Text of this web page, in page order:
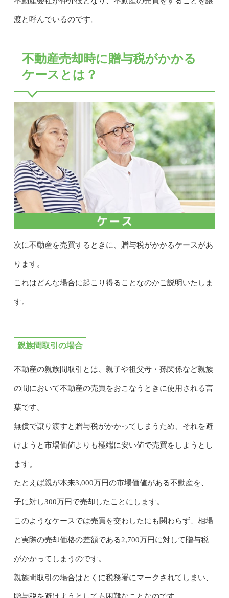
渡と呼んでいるのです。
不動産売却時に贈与税がかかる
ケースとは？
次に不動産を売買するときに、贈与税がかかるケースがあ
ります。
これはどんな場合に起こり得ることなのかご説明いたしま
す。
親族間取引の場合
不動産の親族間取引とは、親子や祖父母・孫関係など親族
の間において不動産の売買をおこなうときに使用される言
葉です。
無償で譲り渡すと贈与税がかかってしまうため、それを避
けようと市場価値よりも極端に安い値で売買をしようとし
ます。
たとえば親が本来3,000万円の市場価値がある不動産を、
子に対し300万円で売却したことにします。
このようなケースでは売買を交わしたにも関わらず、相場
と実際の売却価格の差額である2,700万円に対して贈与税
がかかってしまうのです。
親族間取引の場合はとくに税務署にマークされてしまい、
贈与税を避けようとしても困難なことなのです。